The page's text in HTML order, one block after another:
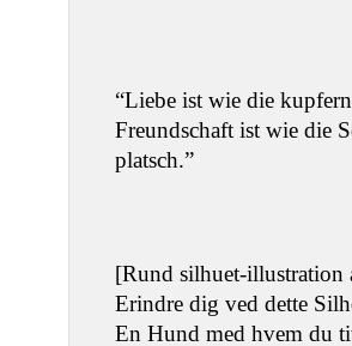
“Liebe ist wie die
Freundschaft ist wie die
platsch.”
[Rund silhuet-illustration
Erindre dig ved dette
En Hund med hvem du